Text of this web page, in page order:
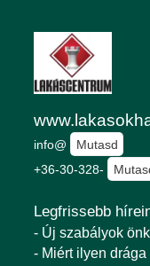
info@
Mutasd
+36-30-328-
Legfrissebb
- Új szabályok
- Miért ilyen